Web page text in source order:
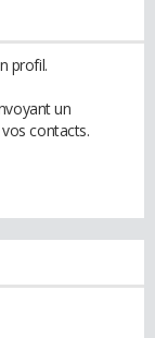
profil.
un
contacts.